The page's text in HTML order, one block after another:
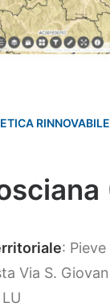
: Pieve
Via S.